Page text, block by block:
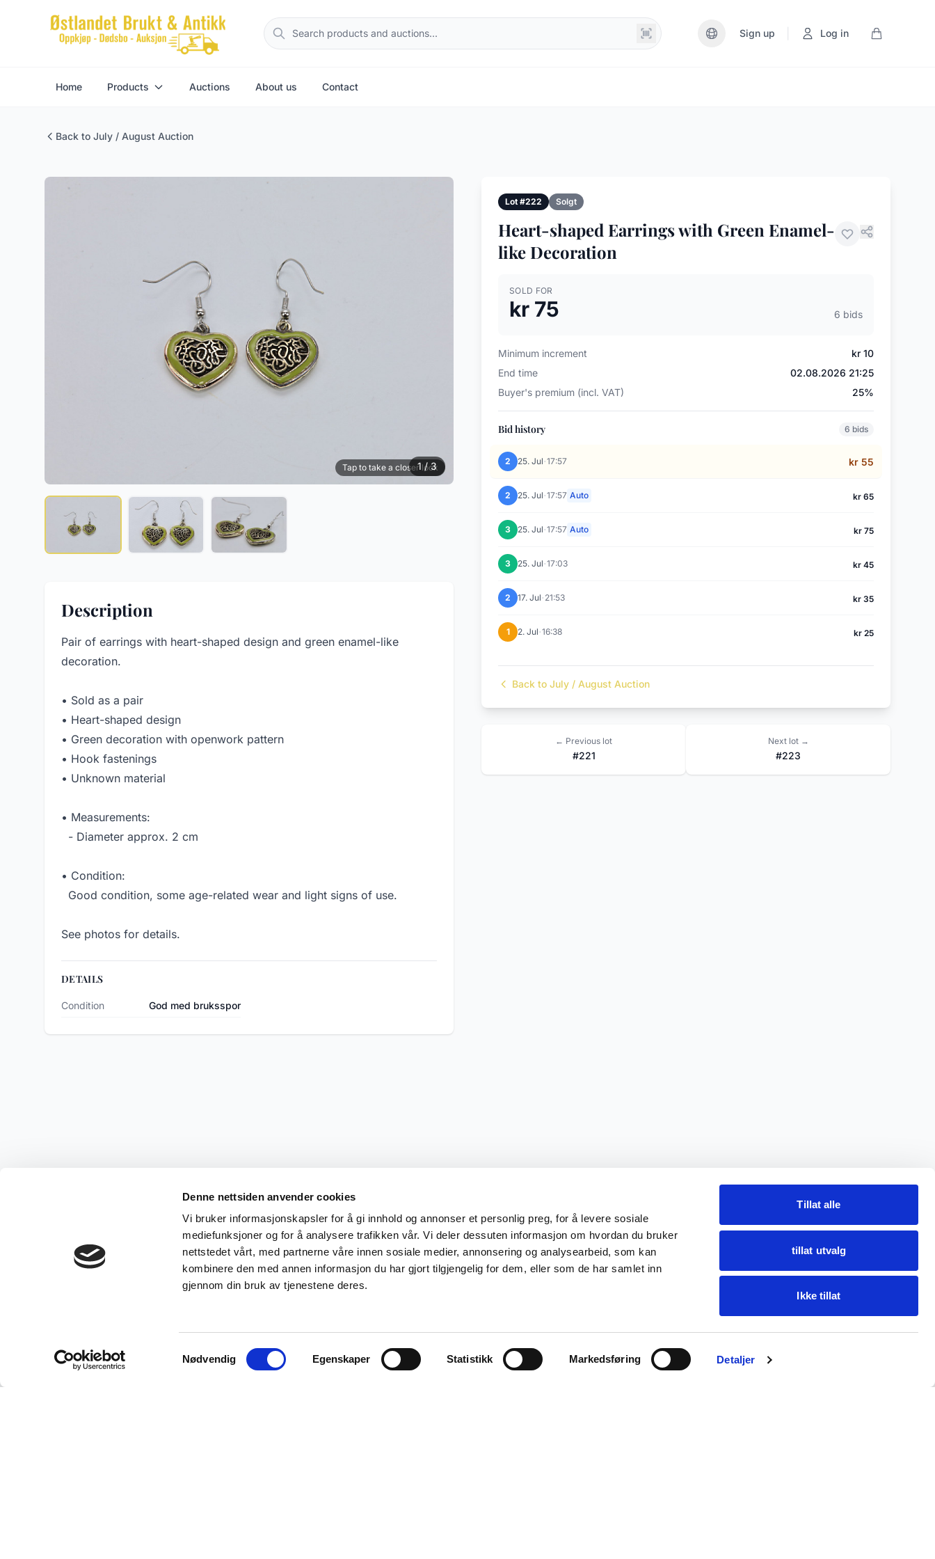
Denne nettsiden anvender cookies
Vi bruker informasjonskapsler for å gi innhold og annonser et personlig preg, for å levere sosiale
mediefunksjoner og for å analysere trafikken vår. Vi deler dessuten informasjon om hvordan du bruker
nettstedet vårt, med partnerne våre innen sosiale medier, annonsering og analysearbeid, som kan
kombinere den med annen informasjon du har gjort tilgjengelig for dem, eller som de har samlet inn
gjennom din bruk av tjenestene deres.
Samtykkevalg
Nødvendig Egenskaper Statistikk Markedsføring Detaljer
Tillat alle
tillat utvalg
Ikke tillat
Sign up Log in
Home Products Auctions About us Contact
Back to July / August Auction
Tap to take a closer look
1 / 3
Lot #222 Solgt
Heart-shaped Earrings with Green Enamel-
like Decoration
SOLD FOR
kr 75 6 bids
Minimum increment
kr 10
End time
02.08.2026 21:25
Buyer's premium (incl. VAT)
25%
Bid history 6 bids
2 25. Jul·17:57 kr 55
2 25. Jul·17:57 Auto kr 65
3 25. Jul·17:57 Auto kr 75
3 25. Jul·17:03 kr 45
2 17. Jul· 21:53 kr 35
1 2. Jul·16:38 kr 25
Back to July / August Auction
← Previous lot
#221
Next lot →
#223
Description
Pair of earrings with heart-shaped design and green enamel-like
decoration.
• Sold as a pair
• Heart-shaped design
• Green decoration with openwork pattern
• Hook fastenings
• Unknown material
• Measurements:
- Diameter approx. 2 cm
• Condition:
Good condition, some age-related wear and light signs of use.
See photos for details.
DETAILS
Condition God med bruksspor